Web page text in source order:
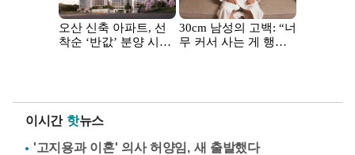
이시간 핫뉴스
'고지용과 이혼' 의사 허양임, 새 출발했다